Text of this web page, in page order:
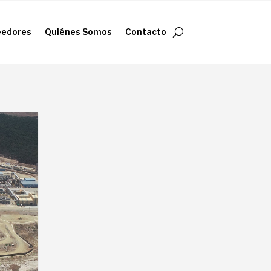
Quiénes Somos Contacto
Quiénes Somos Contacto